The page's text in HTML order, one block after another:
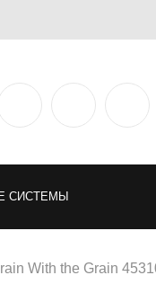
СИСТЕМЫ
НАПОЛЬНЫЕ
With the Grain